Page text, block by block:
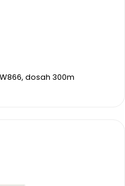
dosah 300m